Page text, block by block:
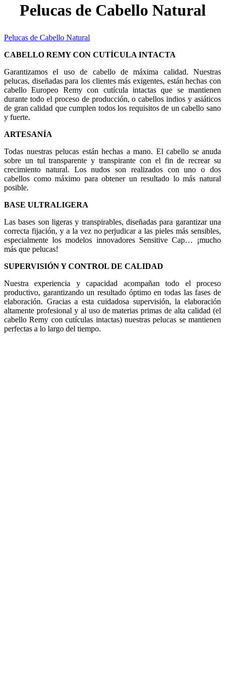
Pelucas de Cabello Natural
Pelucas de Cabello Natural
CABELLO REMY CON CUTÍCULA INTACTA
Garantizamos el uso de cabello de máxima calidad. Nuestras
pelucas, diseñadas para los clientes más exigentes, están hechas con
cabello Europeo Remy con cutícula intactas que se mantienen
durante todo el proceso de producción, o cabellos indios y asiáticos
de gran calidad que cumplen todos los requisitos de un cabello sano
y fuerte.
ARTESANÍA
Todas nuestras pelucas están hechas a mano. El cabello se anuda
sobre un tul transparente y transpirante con el fin de recrear su
crecimiento natural. Los nudos son realizados con uno o dos
cabellos como máximo para obtener un resultado lo más natural
posible.
BASE ULTRALIGERA
Las bases son ligeras y transpirables, diseñadas para garantizar una
correcta fijación, y a la vez no perjudicar a las pieles más sensibles,
especialmente los modelos innovadores Sensitive Cap… ¡mucho
más que pelucas!
SUPERVISIÓN Y CONTROL DE CALIDAD
Nuestra experiencia y capacidad acompañan todo el proceso
productivo, garantizando un resultado óptimo en todas las fases de
elaboración. Gracias a esta cuidadosa supervisión, la elaboración
altamente profesional y al uso de materias primas de alta calidad (el
cabello Remy con cutículas intactas) nuestras pelucas se mantienen
perfectas a lo largo del tiempo.